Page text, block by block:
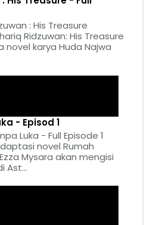
: His Treasure
Ridzuwan: His Treasure
karya Huda Najwa
- Episod 1
Luka - Full Episode 1
novel Rumah
Mysara akan mengisi
Ast...